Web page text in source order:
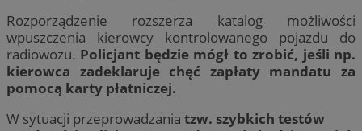
Rozporządzenie rozszerza katalog możliwości
wpuszczenia kierowcy kontrolowanego pojazdu do
radiowozu. Policjant będzie mógł to zrobić, jeśli np.
kierowca zadeklaruje chęć zapłaty mandatu za
pomocą karty płatniczej.
W sytuacji przeprowadzania tzw. szybkich testów